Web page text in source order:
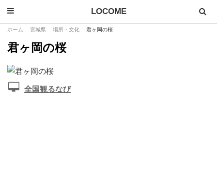
LOCOME
ホーム 宮城県 場所・文化 君ヶ岡の桜
君ヶ岡の桜
全国観るなび